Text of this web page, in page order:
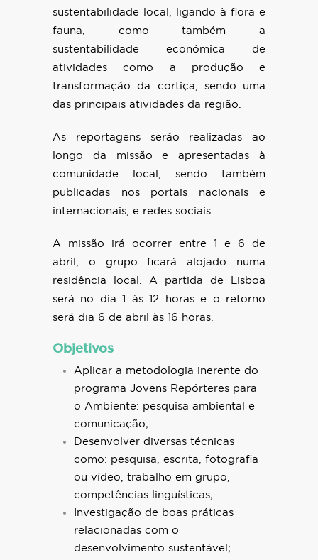
sustentabilidade local, ligando à flora e
fauna, como também a
sustentabilidade económica de
atividades como a produção e
transformação da cortiça, sendo uma
das principais atividades da região.
As reportagens serão realizadas ao
longo da missão e apresentadas à
comunidade local, sendo também
publicadas nos portais nacionais e
internacionais, e redes sociais.
A missão irá ocorrer entre 1 e 6 de
abril, o grupo ficará alojado numa
residência local. A partida de Lisboa
será no dia 1 às 12 horas e o retorno
será dia 6 de abril às 16 horas.
Objetivos
Aplicar a metodologia inerente do
programa Jovens Repórteres para
o Ambiente: pesquisa ambiental e
comunicação;
Desenvolver diversas técnicas
como: pesquisa, escrita, fotografia
ou vídeo, trabalho em grupo,
competências linguísticas;
Investigação de boas práticas
relacionadas com o
desenvolvimento sustentável;